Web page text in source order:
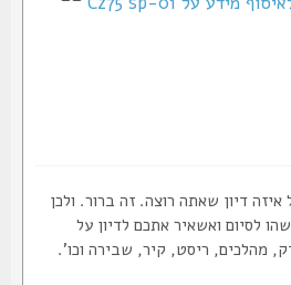
דיון שאתה רוצה. זה ברור. ולכן
ואשאיר אתכם לדיון על
ריסט, קיר, שבירה וכו'.